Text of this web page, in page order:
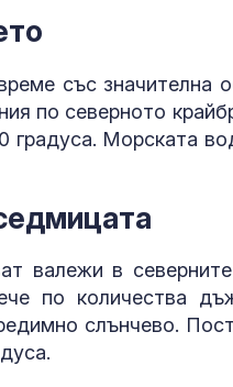
със
по северното
Морската
валежи в
по количества
слънчево.